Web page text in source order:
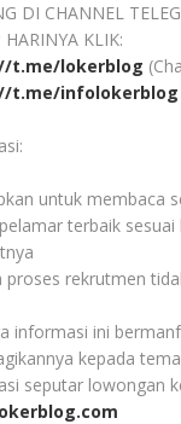
DI CHANNEL
HARINYA KLIK:
t.me/lokerblog
t.me/infolokerblog
untuk membaca
terbaik
proses rekrutmen
informasi ini
kepada
seputar lowongan